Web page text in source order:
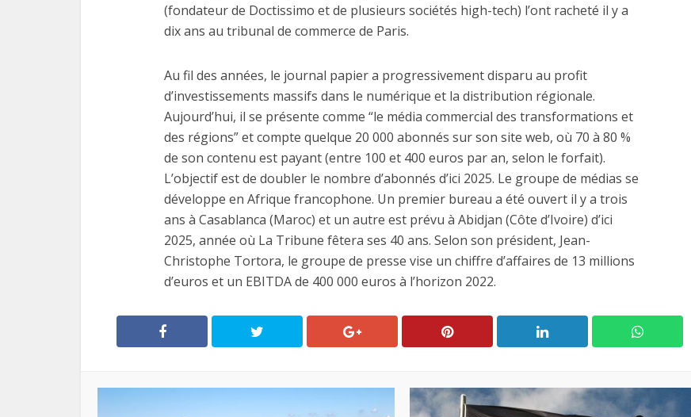
(fondateur de Doctissimo et de plusieurs sociétés high-tech) l’ont racheté il y a
dix ans au tribunal de commerce de Paris.
Au fil des années, le journal papier a progressivement disparu au profit
d’investissements massifs dans le numérique et la distribution régionale.
Aujourd’hui, il se présente comme “le média commercial des transformations et
des régions” et compte quelque 20 000 abonnés sur son site web, où 70 à 80 %
de son contenu est payant (entre 100 et 400 euros par an, selon le forfait).
L’objectif est de doubler le nombre d’abonnés d’ici 2025. Le groupe de médias se
développe en Afrique francophone. Un premier bureau a été ouvert il y a trois
ans à Casablanca (Maroc) et un autre est prévu à Abidjan (Côte d’Ivoire) d’ici
2025, année où La Tribune fêtera ses 40 ans. Selon son président, Jean-
Christophe Tortora, le groupe de presse vise un chiffre d’affaires de 13 millions
d’euros et un EBITDA de 400 000 euros à l’horizon 2022.